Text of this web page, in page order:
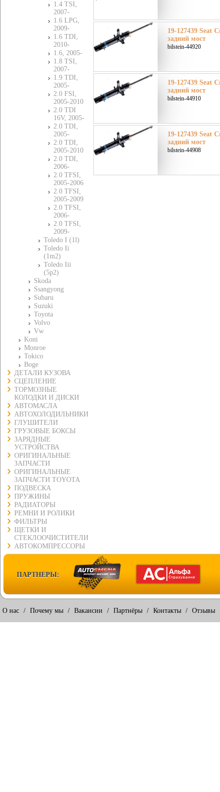
1.4 TSI,
2007-
1.6 LPG,
2009-
1.6 TDI,
2010-
1.6, 2005-
1.8 TSI,
2007-
1.9 TDI,
2005-
2.0 FSI,
2005-2010
2.0 TDI
16V, 2005-
2.0 TDI,
2005-
2.0 TDI,
2005-2010
2.0 TDI,
2006-
2.0 TFSI,
2005-2006
2.0 TFSI,
2005-2009
2.0 TFSI,
2006-
2.0 TFSI,
2009-
Toledo I (1l)
Toledo Ii
(1m2)
Toledo Iii
(5p2)
Skoda
Ssangyong
Subaru
Suzuki
Toyota
Volvo
Vw
Koni
Monroe
Tokico
Boge
ДЕТАЛИ КУЗОВА
СЦЕПЛЕНИЕ
ТОРМОЗНЫЕ
КОЛОДКИ И ДИСКИ
АВТОМАСЛА
АВТОХОЛОДИЛЬНИКИ
ГЛУШИТЕЛИ
ГРУЗОВЫЕ БОКСЫ
ЗАРЯДНЫЕ
УСТРОЙСТВА
ОРИГИНАЛЬНЫЕ
ЗАПЧАСТИ
ОРИГИНАЛЬНЫЕ
ЗАПЧАСТИ TOYOTA
ПОДВЕСКА
ПРУЖИНЫ
РАДИАТОРЫ
РЕМНИ И РОЛИКИ
ФИЛЬТРЫ
ЩЕТКИ И
СТЕКЛООЧИСТИТЕЛИ
АВТОКОМПРЕССОРЫ
19-127439 Seat
задний мост
bilstein-44920
19-127439 Seat
задний мост
bilstein-44910
19-127439 Seat
задний мост
bilstein-44908
ПАРТНЕРЫ:
О нас / Почему мы / Вакансии / Партнёры / Контакты / Отзывы